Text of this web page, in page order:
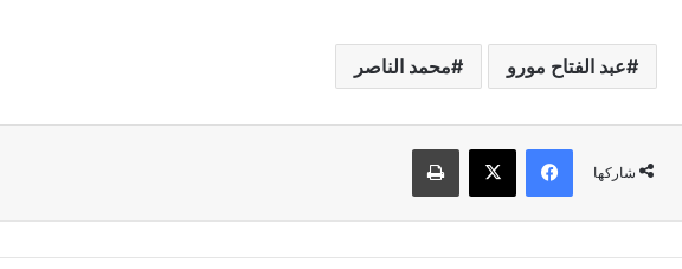
عبد الفتاح مورو محمد الناصر
شاركها
فيسبوك ‫X طباعة